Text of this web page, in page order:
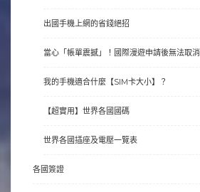
出國手機上網的省錢絕招
當心「帳單震撼」！國際漫遊申請後無法取消
我的手機適合什麼【SIM卡大小】？
【超實用】世界各國國碼
世界各國插座及電壓一覽表
各國簽證